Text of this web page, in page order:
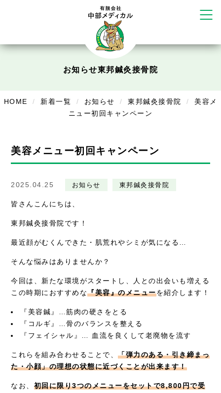
かえる堂鍼灸院 整骨院 うるま店 ウェルネス鍼灸院・接骨院 甲府千
デイサービスあやめ
在宅部門事務所
採用情報
お知らせ東邦鍼灸接骨院
HOME 新着一覧 お知らせ 東邦鍼灸接骨院
美容メ
ニュー初回キャンペーン
美容メニュー初回キャンペーン
2025.04.25 お知らせ 東邦鍼灸接骨院
皆さんこんにちは、
東邦鍼灸接骨院です！
最近顔がむくんできた・肌荒れやシミが気になる…
そんな悩みはありませんか？
今回は、新たな環境がスタートし、人との出会いも増える
この時期におすすめな『美容』のメニューを紹介します！
『美容鍼』…筋肉の硬さをとる
『コルギ』…骨のバランスを整える
『フェイシャル』… 血流を良くして老廃物を流す
これらを組み合わせることで、「弾力のある・引き締まっ
た・小顔」の理想の状態に近づくことが出来ます！
なお、 初回に限り3つのメニューをセットで8,800円で受